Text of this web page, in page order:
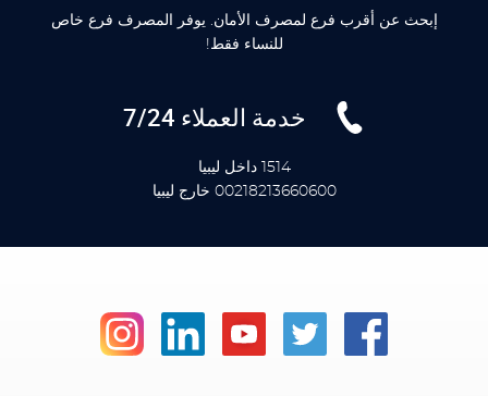
إبحث عن أقرب فرع لمصرف الأمان. يوفر المصرف فرع خاص
للنساء فقط!
خدمة العملاء 7/24
1514 داخل ليبيا
00218213660600 خارج ليبيا